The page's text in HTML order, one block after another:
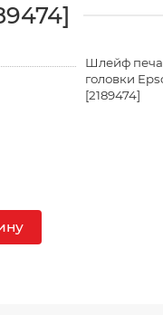
Шлейф
головки
[2189474]